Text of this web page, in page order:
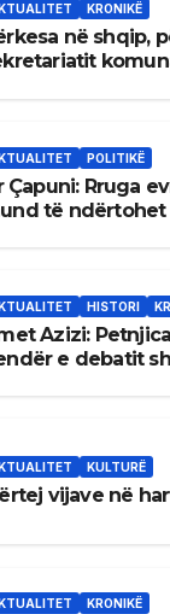
KRONIKË
në shqip,
POLITIKË
Çapuni: Rruga
të
HISTORI
Azizi:
e debatit
KULTURË
vijave në
KRONIKË